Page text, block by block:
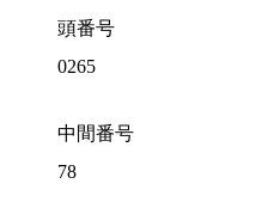
頭番号
0265
中間番号
78